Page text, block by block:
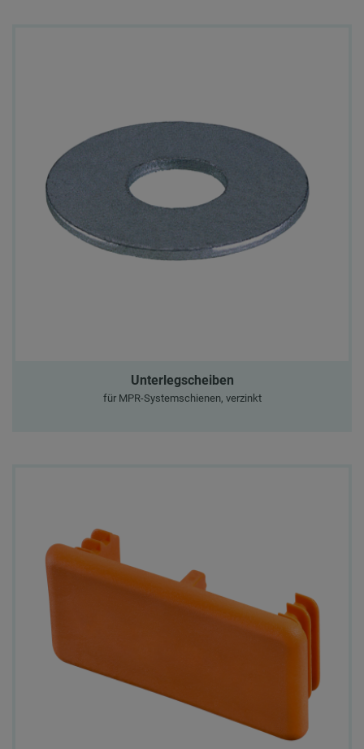
Unterlegscheiben
für MPR-Systemschienen, verzinkt